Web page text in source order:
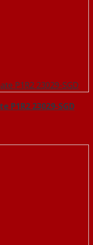
P1R2 23029-SGD